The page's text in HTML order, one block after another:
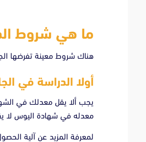
ما هي شروط
هناك شروط معينة تفرضها
أولا الدراسة في
معدله في شهادة اليوس لا يقل
لمعرفة المزيد عن آلية